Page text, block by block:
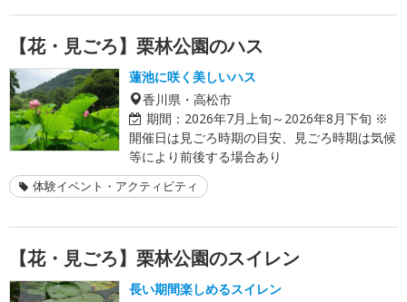
【花・見ごろ】栗林公園のハス
蓮池に咲く美しいハス
香川県・高松市
期間： 2026年7月上旬～2026年8月下旬 ※
開催日は見ごろ時期の目安、見ごろ時期は気候
等により前後する場合あり
体験イベント・アクティビティ
【花・見ごろ】栗林公園のスイレン
長い期間楽しめるスイレン